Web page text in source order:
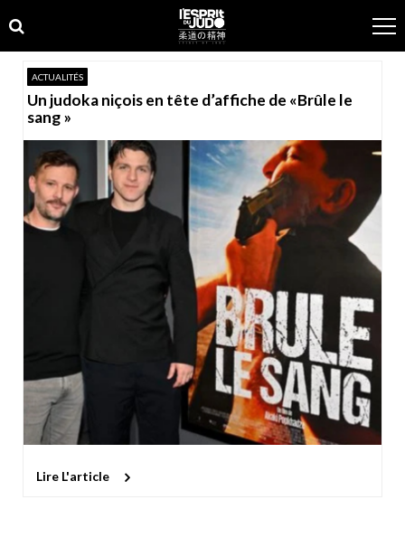
to
navigation
to
content
ACTUALITÉS
Un judoka niçois en tête d’affiche de «Brûle le
sang »
Lire L'article